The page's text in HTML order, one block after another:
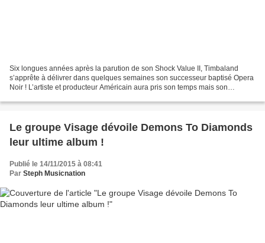
Six longues années après la parution de son Shock Value II, Timbaland
s’apprête à délivrer dans quelques semaines son successeur baptisé Opera
Noir ! L’artiste et producteur Américain aura pris son temps mais son
Le groupe Visage dévoile Demons To Diamonds
leur ultime album !
Publié le 14/11/2015 à 08:41
Par Steph Musicnation